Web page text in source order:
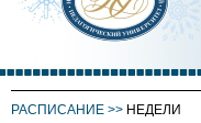
РАСПИСАНИЕ >> НЕДЕЛИ